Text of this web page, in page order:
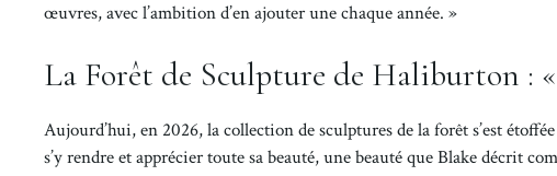
œuvres, avec l’ambition d’en ajouter une chaque année. »
La Forêt de Sculpture de Haliburton :
Aujourd’hui, en 2026, la collection de sculptures de la forêt s’est
s’y rendre et apprécier toute sa beauté, une beauté que Blake décrit